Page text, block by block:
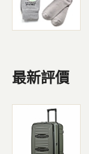
最新評價